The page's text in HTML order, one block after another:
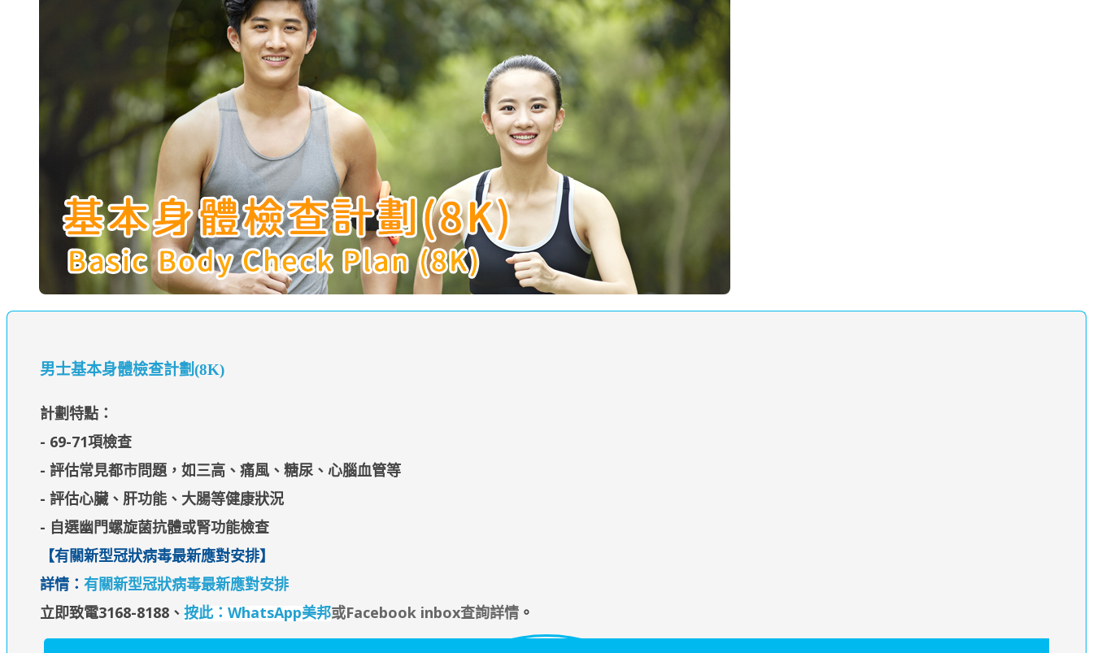
男士基本身體檢查計劃(8K)
計劃特點：
- 69-71項檢查
- 評估常見都市問題，如三高、痛風、糖尿、心腦血管等
- 評估心臟、肝功能、大腸等健康狀況
- 自選幽門螺旋菌抗體或腎功能檢查
【有關新型冠狀病毒最新應對安排】
詳情： 有關新型冠狀病毒最新應對安排
立即致電3168-8188、 按此：WhatsApp美邦或Facebook inbox查詢詳情。